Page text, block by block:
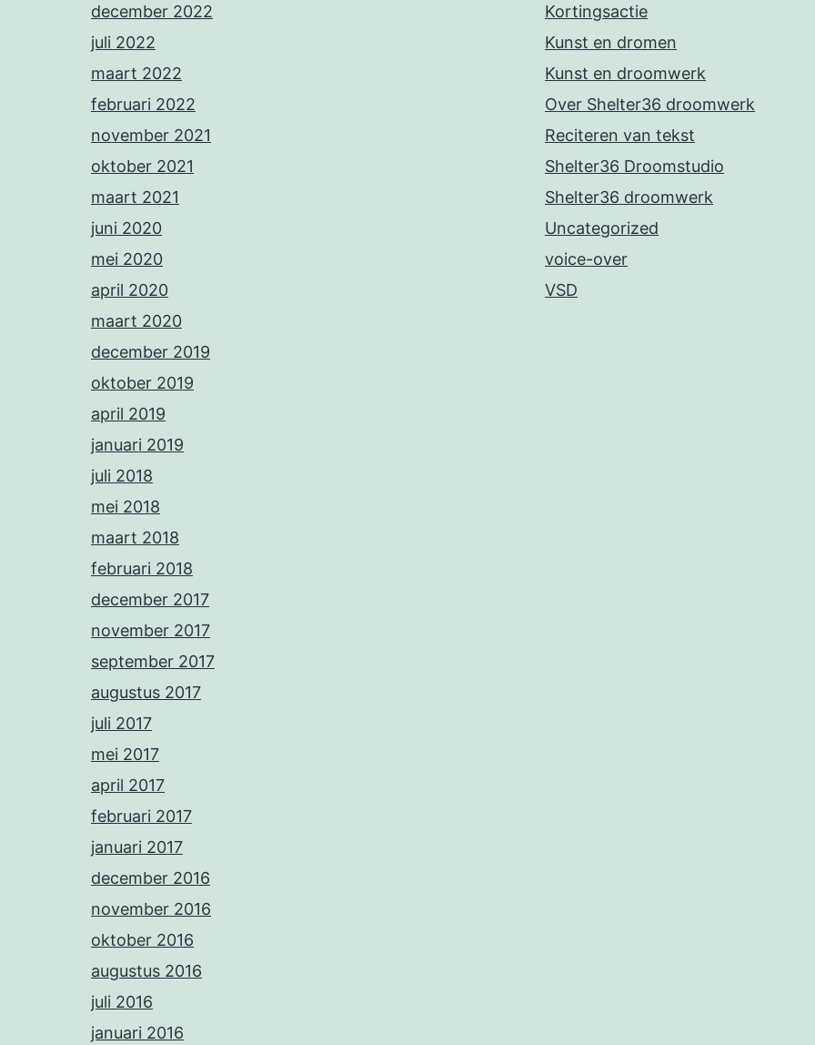
december 2022
juli 2022
maart 2022
februari 2022
november 2021
oktober 2021
maart 2021
juni 2020
mei 2020
april 2020
maart 2020
december 2019
oktober 2019
april 2019
januari 2019
juli 2018
mei 2018
maart 2018
februari 2018
december 2017
november 2017
september 2017
augustus 2017
juli 2017
mei 2017
april 2017
februari 2017
januari 2017
december 2016
november 2016
oktober 2016
augustus 2016
juli 2016
januari 2016
Kortingsactie
Kunst en dromen
Kunst en droomwerk
Over Shelter36 droomwerk
Reciteren van tekst
Shelter36 Droomstudio
Shelter36 droomwerk
Uncategorized
voice-over
VSD